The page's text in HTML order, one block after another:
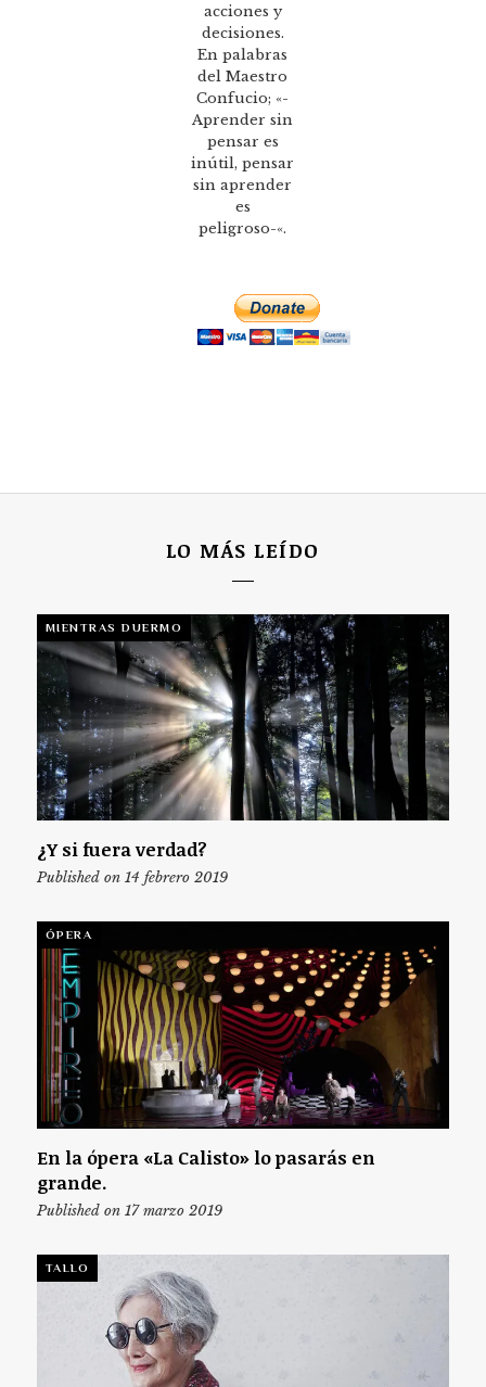
acciones y
decisiones.
En palabras
del Maestro
Confucio; «-
Aprender sin
pensar es
inútil, pensar
sin aprender
es
peligroso-«.
LO MÁS LEÍDO
MIENTRAS DUERMO
¿Y si fuera verdad?
Published on 14 febrero 2019
ÓPERA
En la ópera «La Calisto» lo pasarás en
grande.
Published on 17 marzo 2019
TALLO